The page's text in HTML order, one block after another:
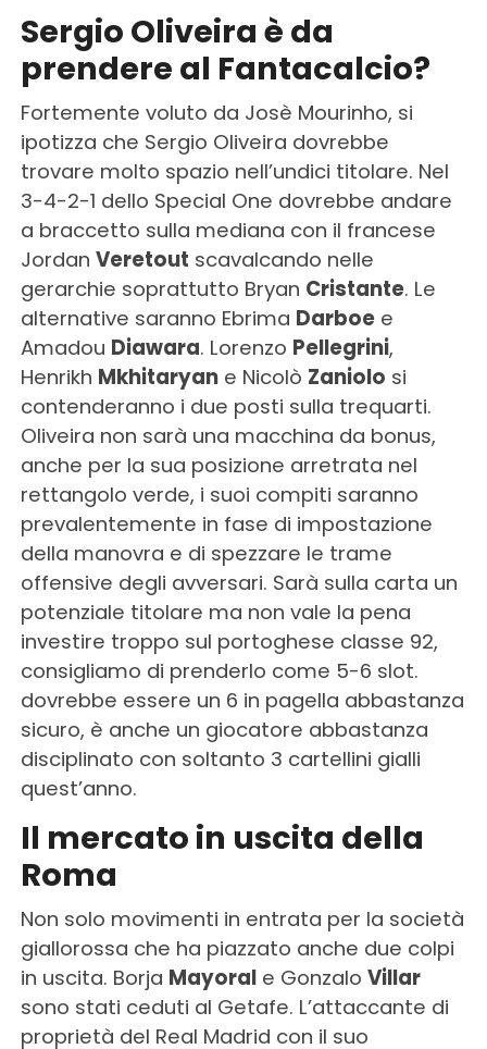
Sergio Oliveira è da
prendere al Fantacalcio?
Fortemente voluto da Josè Mourinho, si
ipotizza che Sergio Oliveira dovrebbe
trovare molto spazio nell’undici titolare. Nel
3-4-2-1 dello Special One dovrebbe andare
a braccetto sulla mediana con il francese
Jordan Veretout scavalcando nelle
gerarchie soprattutto Bryan Cristante. Le
alternative saranno Ebrima Darboee
Amadou Diawara. Lorenzo Pellegrini,
Henrikh Mkhitaryane Nicolò Zaniolo si
contenderanno i due posti sulla trequarti.
Oliveira non sarà una macchina da bonus,
anche per la sua posizione arretrata nel
rettangolo verde, i suoi compiti saranno
prevalentemente in fase di impostazione
della manovra e di spezzare le trame
offensive degli avversari. Sarà sulla carta un
potenziale titolare ma non vale la pena
investire troppo sul portoghese classe 92,
consigliamo di prenderlo come 5-6 slot.
dovrebbe essere un 6 in pagella abbastanza
sicuro, è anche un giocatore abbastanza
disciplinato con soltanto 3 cartellini gialli
quest’anno.
Il mercato in uscita della
Roma
Non solo movimenti in entrata per la società
giallorossa che ha piazzato anche due colpi
in uscita. Borja Mayorale Gonzalo Villar
sono stati ceduti al Getafe. L’attaccante di
proprietà del Real Madrid con il suo